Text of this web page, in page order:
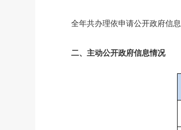
全年共办理依申请公开政府信息
二、主动公开政府信息情况